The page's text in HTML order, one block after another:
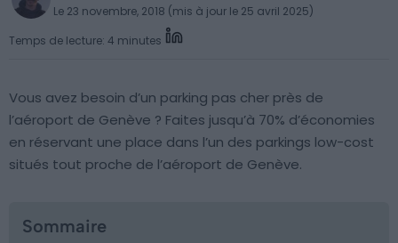
Le 23 novembre, 2018 (mis à jour le 25 avril 2025)
Temps de lecture: 4 minutes
Vous avez besoin d’un parking pas cher près de
l’aéroport de Genève ? Faites jusqu’à 70% d’économies
en réservant une place dans l’un des parkings low-cost
situés tout proche de l’aéroport de Genève.
Sommaire